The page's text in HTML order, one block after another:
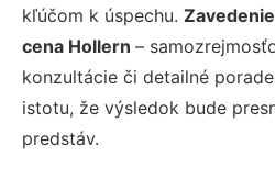
kľúčom k úspechu.
cena Hollern –
konzultácie či detailné
istotu, že výsledok bude
predstáv.